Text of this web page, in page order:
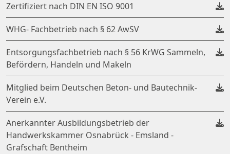
Zertifiziert nach DIN EN ISO 9001
WHG- Fachbetrieb nach § 62 AwSV
Entsorgungsfachbetrieb nach § 56 KrWG Sammeln,
Befördern, Handeln und Makeln
Mitglied beim Deutschen Beton- und Bautechnik-
Verein e.V.
Anerkannter Ausbildungsbetrieb der
Handwerkskammer Osnabrück - Emsland -
Grafschaft Bentheim